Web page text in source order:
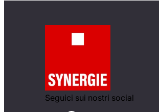
Seguici sui nostri social